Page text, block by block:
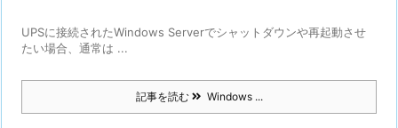
UPSに接続されたWindows Serverでシャットダウンや再起動させ
たい場合、通常は ...
記事を読む Windows ...